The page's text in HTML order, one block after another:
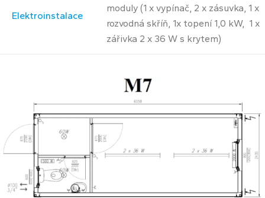
Elektroinstalace
moduly (1 x vypínač, 2 x zásuvka, 1 x
rozvodná skříň, 1x topení 1,0 kW, 1 x
zářivka 2 x 36 W s krytem)